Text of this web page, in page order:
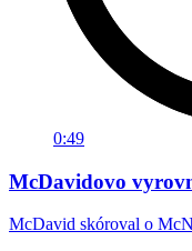
0:49
McDavidovo
McDavid skóroval o